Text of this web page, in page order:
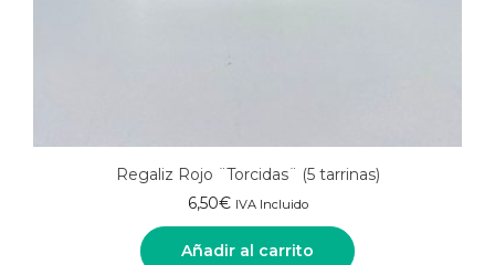
Regaliz Rojo ¨Torcidas¨ (5 tarrinas)
6,50€ IVA Incluido
Añadir al carrito